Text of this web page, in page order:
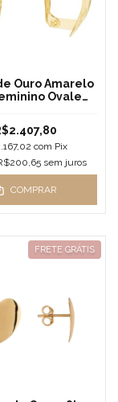
Ouro Amarelo
Ovale
com Pix
sem juros
COMPRAR
FRETE GRÁTIS